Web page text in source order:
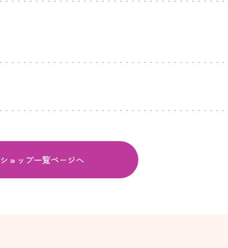
ショップ一覧ページへ